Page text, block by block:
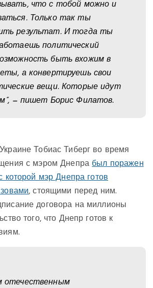
что с тобой можно и
Только так ты
результат. И тогда ты
политический
быть вхожим в
а конвертируешь свои
вещи. Которые идут
— пишет Борис Филатов.
Тобиас Тиберг во время
с мэром Днепра был поражен
которой мэр Днепра готов
, стоящими перед ним.
договора на миллионы
того, что Днепр готов к
отечественным